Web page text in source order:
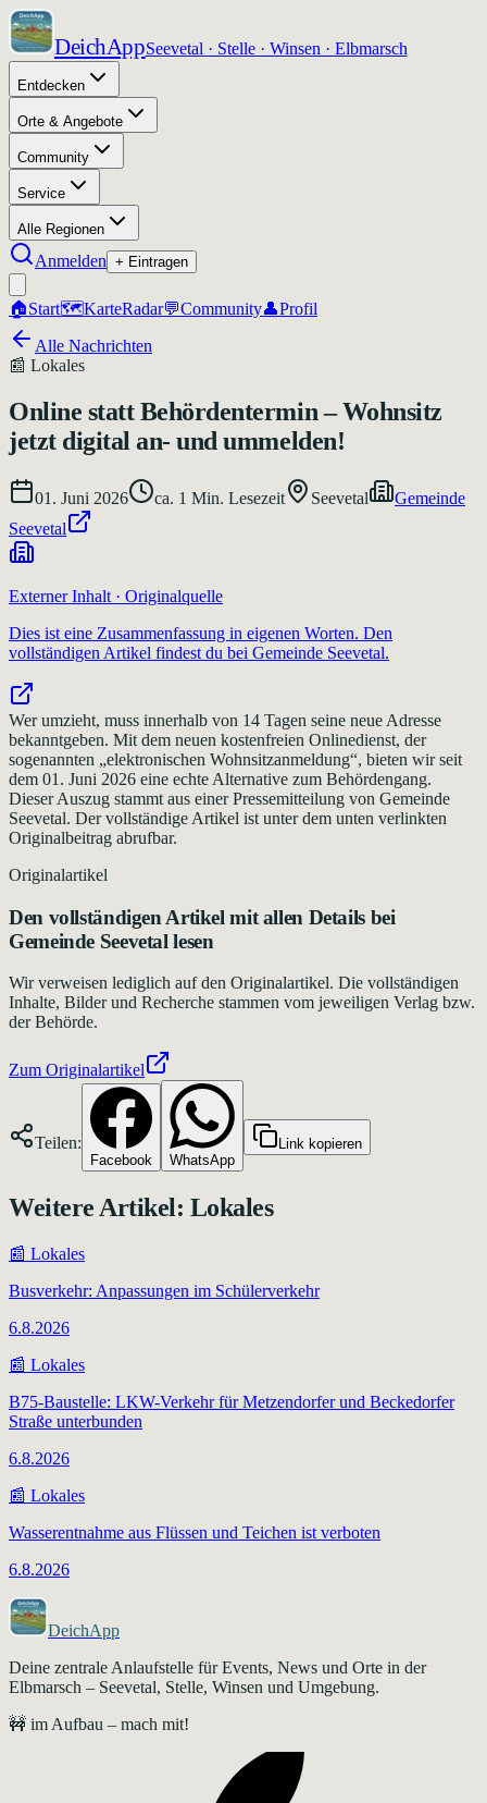
DeichAppSeevetal · Stelle · Winsen · Elbmarsch
Entdecken
Orte & Angebote
Community
Service
Alle Regionen
Anmelden + Eintragen
🏠Start🗺️KarteRadar💬Community👤Profil
Alle Nachrichten
📰 Lokales
Online statt Behördentermin – Wohnsitz
jetzt digital an- und ummelden!
01. Juni 2026 ca. 1 Min. Lesezeit Seevetal
Gemeinde
Seevetal
Externer Inhalt · Originalquelle
Dies ist eine Zusammenfassung in eigenen Worten. Den
vollständigen Artikel findest du bei Gemeinde Seevetal.
Wer umzieht, muss innerhalb von 14 Tagen seine neue Adresse
bekanntgeben. Mit dem neuen kostenfreien Onlinedienst, der
sogenannten „elektronischen Wohnsitzanmeldung“, bieten wir seit
dem 01. Juni 2026 eine echte Alternative zum Behördengang.
Dieser Auszug stammt aus einer Pressemitteilung von Gemeinde
Seevetal. Der vollständige Artikel ist unter dem unten verlinkten
Originalbeitrag abrufbar.
Originalartikel
Den vollständigen Artikel mit allen Details bei
Gemeinde Seevetal lesen
Wir verweisen lediglich auf den Originalartikel. Die vollständigen
Inhalte, Bilder und Recherche stammen vom jeweiligen Verlag bzw.
der Behörde.
Zum Originalartikel
Teilen:
Facebook WhatsApp
Link kopieren
Weitere Artikel: Lokales
📰 Lokales
Busverkehr: Anpassungen im Schülerverkehr
6.8.2026
📰 Lokales
B75-Baustelle: LKW-Verkehr für Metzendorfer und Beckedorfer
Straße unterbunden
6.8.2026
📰 Lokales
Wasserentnahme aus Flüssen und Teichen ist verboten
6.8.2026
DeichApp
Deine zentrale Anlaufstelle für Events, News und Orte in der
Elbmarsch – Seevetal, Stelle, Winsen und Umgebung.
🚧 im Aufbau – mach mit!